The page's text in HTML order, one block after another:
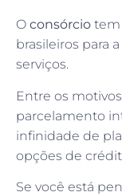
O consórcio tem
brasileiros para
serviços.
Entre os
parcelamento
infinidade de
opções de
Se você está